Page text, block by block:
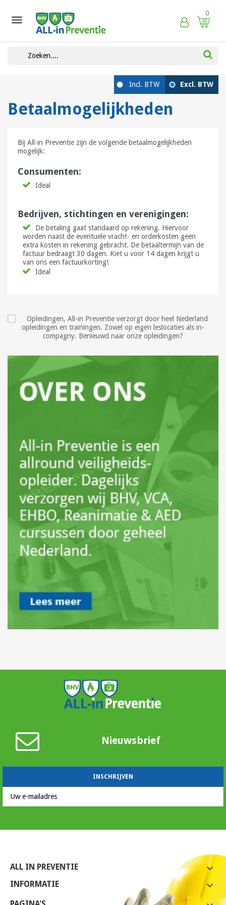
 0
Betaalmogelijkheden
Bij All-in Preventie zijn de volgende betaalmogelijkheden
mogelijk:
Consumenten:
Ideal
Bedrijven, stichtingen en verenigingen:
De betaling gaat standaard op rekening. Hiervoor
worden naast de eventuele vracht- en orderkosten geen
extra kosten in rekening gebracht. De betaaltermijn van de
factuur bedraagt 30 dagen. Kiet u voor 14 dagen krijgt u
van ons een factuurkorting!
Ideal
Nieuwsbrief
ALL IN PREVENTIE 
INFORMATIE 